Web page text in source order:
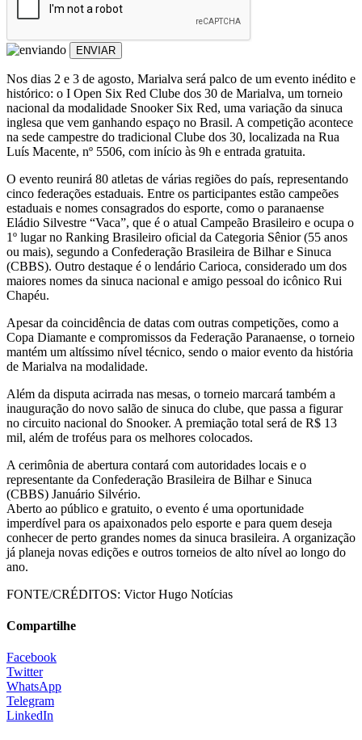
ENVIAR
Nos dias 2 e 3 de agosto, Marialva será palco de um evento inédito e
histórico: o I Open Six Red Clube dos 30 de Marialva, um torneio
nacional da modalidade Snooker Six Red, uma variação da sinuca
inglesa que vem ganhando espaço no Brasil. A competição acontece
na sede campestre do tradicional Clube dos 30, localizada na Rua
Luís Macente, nº 5506, com início às 9h e entrada gratuita.
O evento reunirá 80 atletas de várias regiões do país, representando
cinco federações estaduais. Entre os participantes estão campeões
estaduais e nomes consagrados do esporte, como o paranaense
Eládio Silvestre “Vaca”, que é o atual Campeão Brasileiro e ocupa o
1º lugar no Ranking Brasileiro oficial da Categoria Sênior (55 anos
ou mais), segundo a Confederação Brasileira de Bilhar e Sinuca
(CBBS). Outro destaque é o lendário Carioca, considerado um dos
maiores nomes da sinuca nacional e amigo pessoal do icônico Rui
Chapéu.
Apesar da coincidência de datas com outras competições, como a
Copa Diamante e compromissos da Federação Paranaense, o torneio
mantém um altíssimo nível técnico, sendo o maior evento da história
de Marialva na modalidade.
Além da disputa acirrada nas mesas, o torneio marcará também a
inauguração do novo salão de sinuca do clube, que passa a figurar
no circuito nacional do Snooker. A premiação total será de R$ 13
mil, além de troféus para os melhores colocados.
A cerimônia de abertura contará com autoridades locais e o
representante da Confederação Brasileira de Bilhar e Sinuca
(CBBS) Januário Silvério.
Aberto ao público e gratuito, o evento é uma oportunidade
imperdível para os apaixonados pelo esporte e para quem deseja
conhecer de perto grandes nomes da sinuca brasileira. A organização
já planeja novas edições e outros torneios de alto nível ao longo do
ano.
FONTE/CRÉDITOS: Victor Hugo Notícias
Compartilhe
Facebook
Twitter
WhatsApp
Telegram
LinkedIn